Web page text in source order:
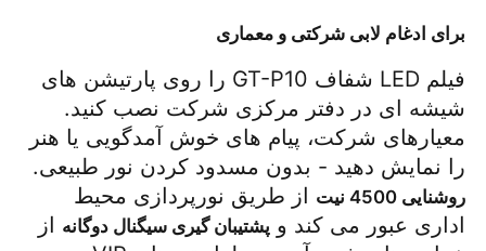
برای ادغام لابی شرکتی و معماری
را نمایش دهید - بدون مسدود کردن نور طبیعی.
روشنایی 4500 نیت
اداری عبور می کند و پشتیبان گیری سیگنال دوگانه